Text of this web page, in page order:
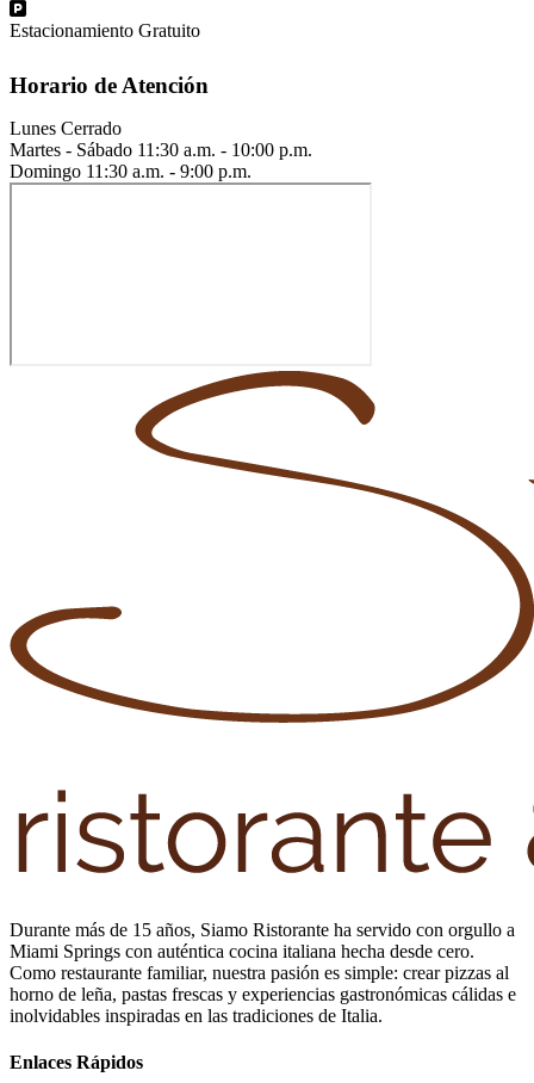
Estacionamiento Gratuito
Horario de Atención
Lunes Cerrado
Martes - Sábado 11:30 a.m. - 10:00 p.m.
Domingo 11:30 a.m. - 9:00 p.m.
Durante más de 15 años, Siamo Ristorante ha servido con orgullo a
Miami Springs con auténtica cocina italiana hecha desde cero.
Como restaurante familiar, nuestra pasión es simple: crear pizzas al
horno de leña, pastas frescas y experiencias gastronómicas cálidas e
inolvidables inspiradas en las tradiciones de Italia.
Enlaces Rápidos